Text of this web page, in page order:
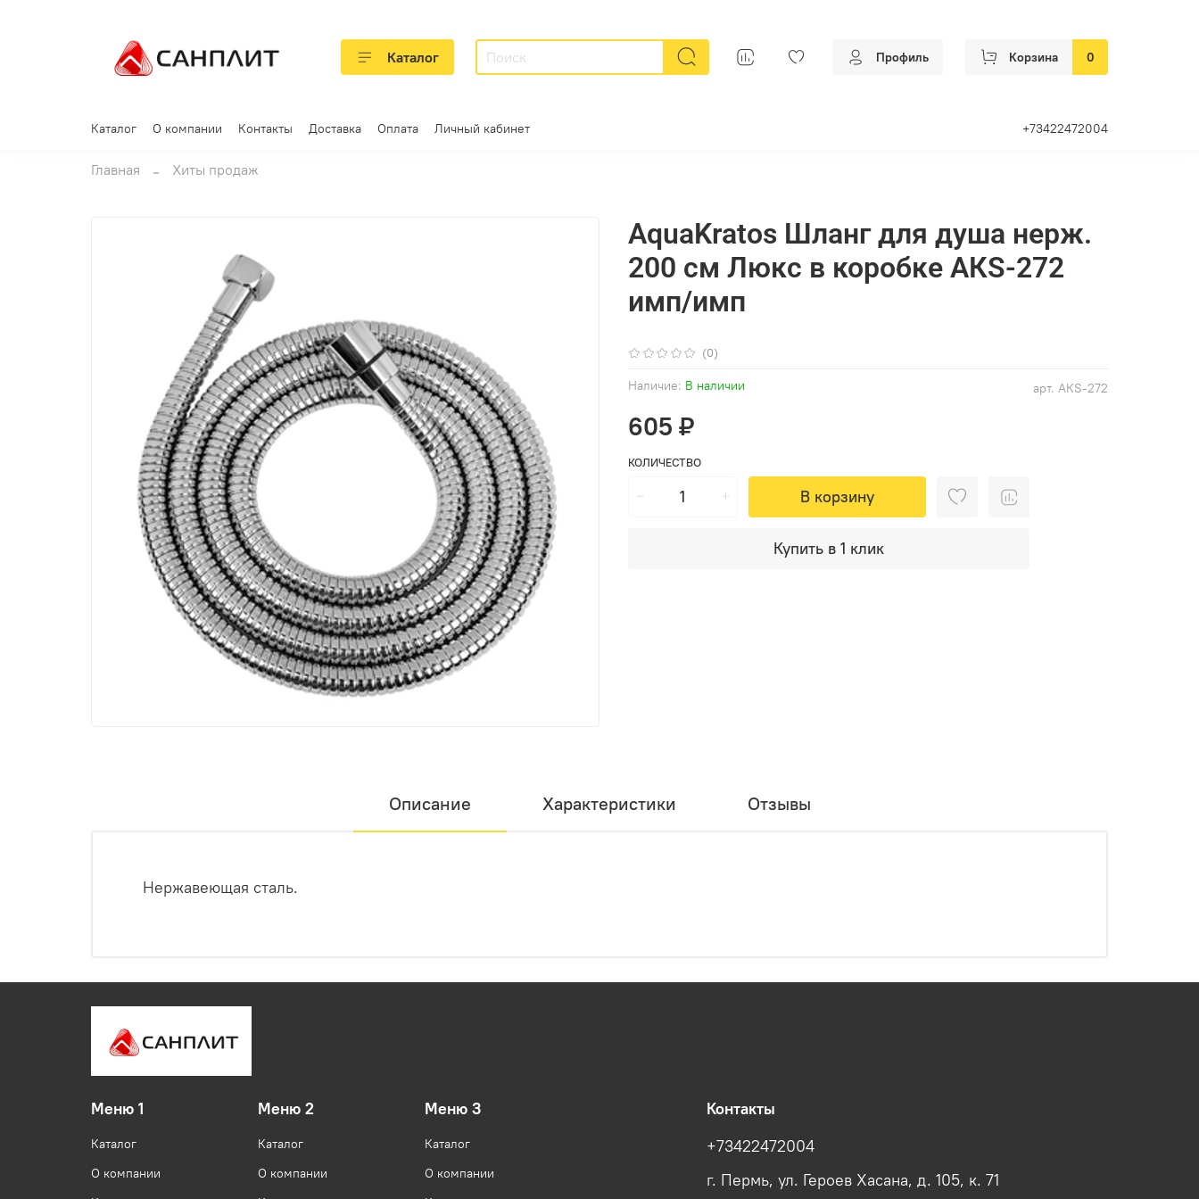
Каталог Профиль Корзина 0
Каталог О компании Контакты Доставка Оплата Личный кабинет +73422472004
Главная Хиты продаж
(0)
арт. АКS-272
Наличие: В наличии
AquaKratos Шланг для душа нерж.
200 см Люкс в коробке АКS-272
имп/имп
605 ₽
КОЛИЧЕСТВО
В корзину
Купить в 1 клик
Описание Характеристики Отзывы
Нержавеющая сталь.
Меню 1
Каталог
О компании
Меню 2
Каталог
О компании
Меню 3
Каталог
О компании
Контакты
+73422472004
г. Пермь, ул. Героев Хасана, д. 105, к. 71